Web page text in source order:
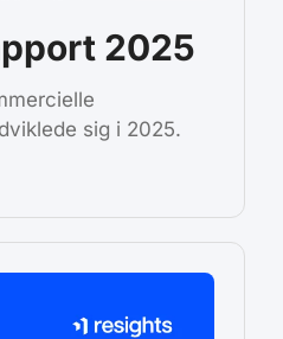
2025
sig i 2025.